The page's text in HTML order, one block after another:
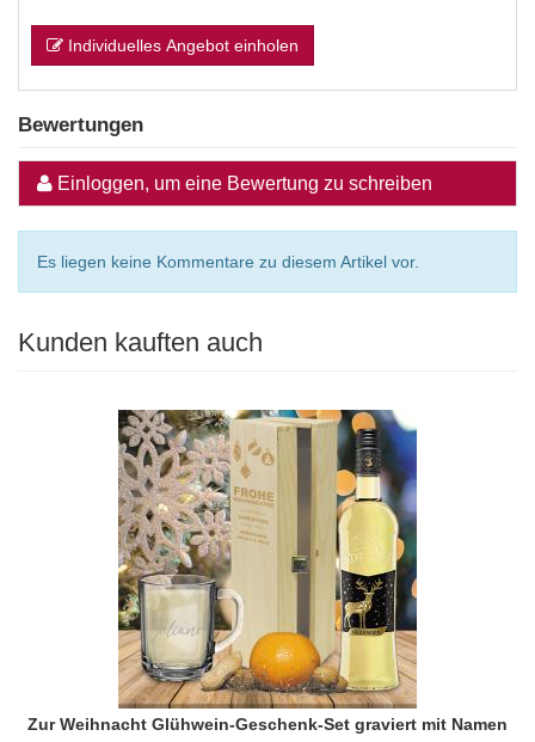
Individuelles Angebot einholen
Bewertungen
Einloggen, um eine Bewertung zu schreiben
Es liegen keine Kommentare zu diesem Artikel vor.
Kunden kauften auch
Zur Weihnacht Glühwein-Geschenk-Set graviert mit Namen